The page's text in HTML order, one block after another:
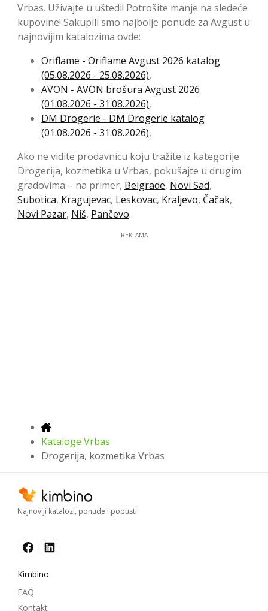
Vrbas. Uživajte u uštedi! Potrošite manje na sledeće
kupovine! Sakupili smo najbolje ponude za Avgust u
najnovijim katalozima ovde:
Oriflame - Oriflame Avgust 2026 katalog
(05.08.2026 - 25.08.2026),
AVON - AVON brošura Avgust 2026
(01.08.2026 - 31.08.2026),
DM Drogerie - DM Drogerie katalog
(01.08.2026 - 31.08.2026),
Ako ne vidite prodavnicu koju tražite iz kategorije
Drogerija, kozmetika u Vrbas, pokušajte u drugim
gradovima – na primer, Belgrade, Novi Sad,
Subotica, Kragujevac, Leskovac, Kraljevo, Čačak,
Novi Pazar, Niš, Pančevo.
REKLAMA
Kataloge Vrbas
Drogerija, kozmetika Vrbas
Najnoviji katalozi, ponude i popusti
Kimbino
FAQ
Kontakt